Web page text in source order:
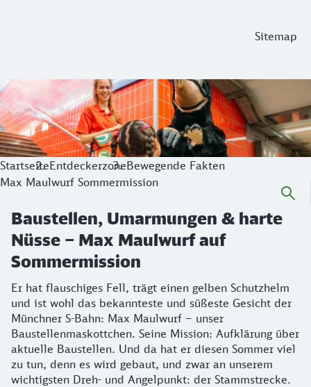
Sitemap
Baustellen, Umarmungen & harte
Er hat flauschiges Fell, trägt einen gelben Schutzhelm
StartseiteEntdeckerzoneBewegende Fakten
Max Maulwurf Sommermission
Baustellen, Umarmungen & harte
Nüsse – Max Maulwurf auf
Sommermission
Er hat flauschiges Fell, trägt einen gelben Schutzhelm
und ist wohl das bekannteste und süßeste Gesicht der
Münchner S-Bahn: Max Maulwurf – unser
Baustellenmaskottchen. Seine Mission: Aufklärung über
aktuelle Baustellen. Und da hat er diesen Sommer viel
zu tun, denn es wird gebaut, und zwar an unserem
wichtigsten Dreh- und Angelpunkt: der Stammstrecke.